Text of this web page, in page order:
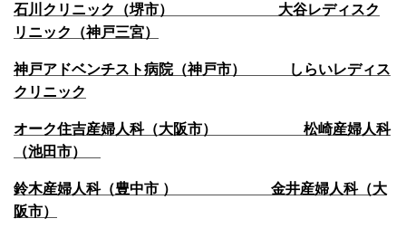
石川クリニック（堺市） 大谷レディスク
リニック（神戸三宮）
神戸アドベンチスト病院（神戸市） しらいレディス
クリニック
オーク住吉産婦人科（大阪市） 松崎産婦人科
（池田市）
鈴木産婦人科（豊中市 ） 金井産婦人科（大
阪市）